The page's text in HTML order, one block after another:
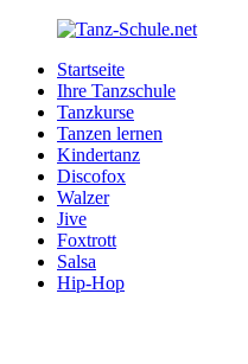
Zurück
Inhalt
Tanz-
Schule.net
Ihre
Tanzschule
Internet
Startseite
Ihre Tanzschule
Tanzkurse
Tanzen lernen
Kindertanz
Discofox
Walzer
Jive
Foxtrott
Salsa
Hip-Hop